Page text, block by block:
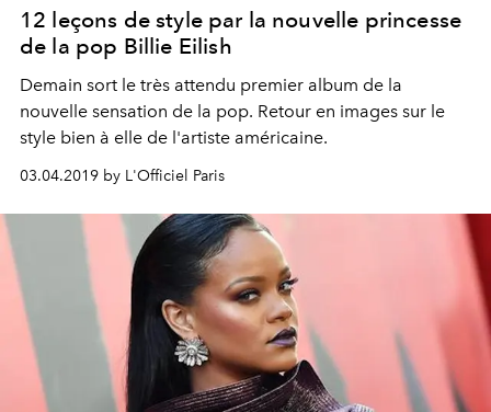
12 leçons de style par la nouvelle princesse
de la pop Billie Eilish
Demain sort le très attendu premier album de la
nouvelle sensation de la pop. Retour en images sur le
style bien à elle de l'artiste américaine.
03.04.2019 by L'Officiel Paris